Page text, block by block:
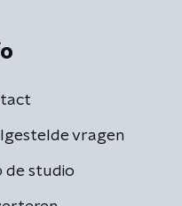
vragen
de studio